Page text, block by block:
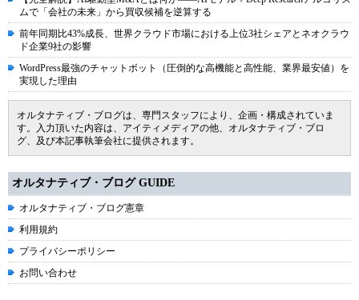
ムで「会社の未来」から買収候補を逆算する
前年同期比43%成長、世界クラウド市場における上位3社シェアとネオクラウ
ド企業9社の影響
WordPress最強のチャットボット（圧倒的な高機能と高性能、業界最安値）を
実現した理由
オルタナティブ・ブログは、専門スタッフにより、企画・構成されていま
す。入力頂いた内容は、アイティメディアの他、オルタナティブ・ブロ
グ、及び本記事執筆会社に提供されます。
オルタナティブ・ブログ GUIDE
オルタナティブ・ブログ憲章
利用規約
プライバシーポリシー
お問い合わせ